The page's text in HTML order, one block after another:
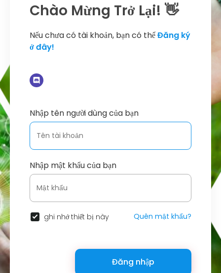
Chào Mừng Trở Lại! 👋
Nếu chưa có tài khoản, bạn có thểĐăng ký
ở đây!
Nhập tên người dùng của bạn
Nhập mật khẩu của bạn
ghi nhớ thiết bị này Quên mật khẩu?
Đăng nhập